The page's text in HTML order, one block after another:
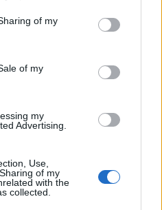
of my
of my
my
Advertising.
Use,
of my
with the
collected.
2 év napon belüli